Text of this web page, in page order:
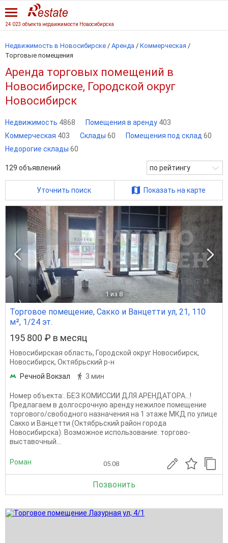
24 023 объекта недвижимости Новосибирска
Недвижимость в Новосибирске / Аренда / Коммерческая /
Торговые помещения
Аренда торговых помещений в
Новосибирске, Городской округ
Новосибирск
Недвижимость 4868 Помещения в аренду 403
Коммерческая 403 Склады 60 Помещения под склад 60
Недорогие склады 60
129 объявлений по рейтингу
Уточнить поиск Показать на карте
1 из 8
Торговое помещение, Сакко и Ванцетти ул, 21, 110
м², 1/24 эт.
195 800 ₽ в месяц
Новосибирская область, Городской округ Новосибирск,
Новосибирск, Октябрьский р-н
Речной Вокзал
3 мин
Номер объекта:. БЕЗ КОМИССИИ ДЛЯ АРЕНДАТОРА...!
Предлагаем в долгосрочную аренду нежилое помещение
торгового/свободного назначения на 1 этаже МКД по улице
Сакко и Ванцетти (Октябрьский район города
Новосибирска). Возможное использование: торгово-
выставочный...
Роман 05.08
Позвонить